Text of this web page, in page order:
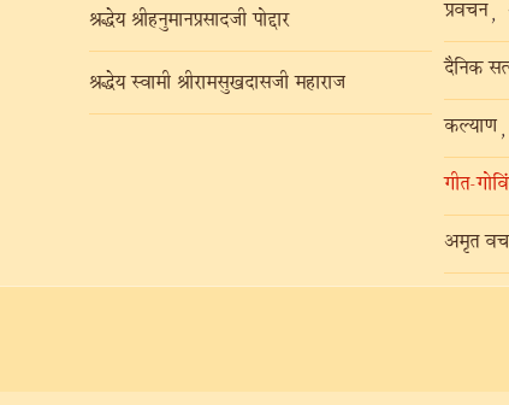
श्रद्धेय श्रीहनुमानप्रसादजी पोद्दार
श्रद्धेय स्वामी श्रीरामसुखदासजी महाराज
प्रवचन ,
दैनिक
कल्याण ,
गीत-
अमृत